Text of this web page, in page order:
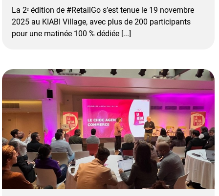
La 2ᵉ édition de #RetailGo s’est tenue le 19 novembre
2025 au KIABI Village, avec plus de 200 participants
pour une matinée 100 % dédiée [...]